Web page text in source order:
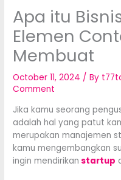
Apa itu
Elemen
Membuat
October 11, 2024 / By
Comment
Jika kamu seorang
adalah hal yang patut
merupakan manajemen
kamu mengembangkan
ingin mendirikan startup